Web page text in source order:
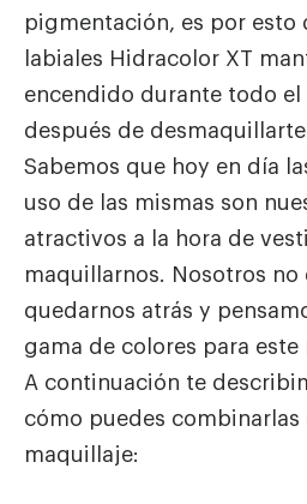
pigmentación, es por esto
labiales Hidracolor XT
encendido durante todo el
después de
Sabemos que hoy en día
uso de las mismas son
atractivos a la hora de
maquillarnos. Nosotros no
quedarnos atrás y
gama de colores para
A continuación te
cómo puedes
maquillaje: